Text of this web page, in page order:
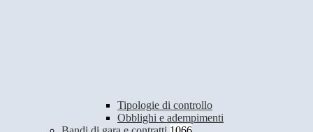
Tipologie di controllo
Obblighi e adempimenti